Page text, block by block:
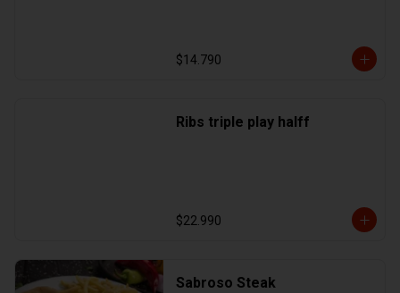
$14.790
Ribs triple play halff
$22.990
Sabroso Steak